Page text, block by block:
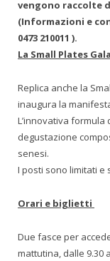
vengono raccolte
(Informazioni e
0473 210011 ).
La Small Plates Gala
Replica anche la
inaugura la
L’innovativa
degustazione
senesi.
I posti sono limitati e
Orari e biglietti
Due fasce per
mattutina, dalle 9.30